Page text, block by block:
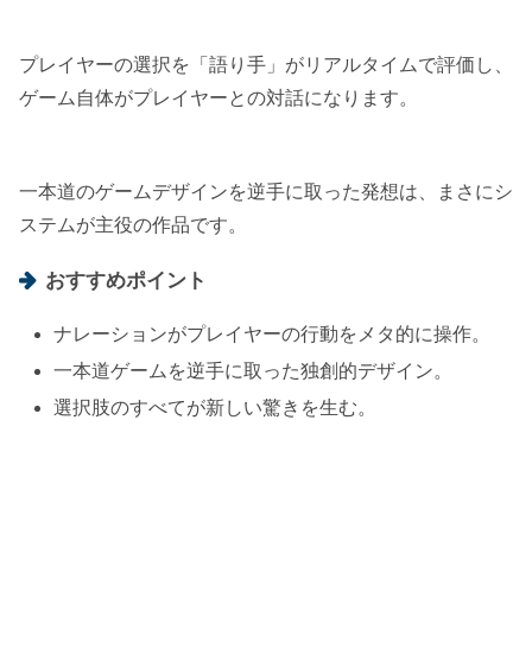
プレイヤーの選択を「語り手」がリアルタイムで評価し、
ゲーム自体がプレイヤーとの対話になります。
一本道のゲームデザインを逆手に取った発想は、まさにシ
ステムが主役の作品です。
おすすめポイント
ナレーションがプレイヤーの行動をメタ的に操作。
一本道ゲームを逆手に取った独創的デザイン。
選択肢のすべてが新しい驚きを生む。